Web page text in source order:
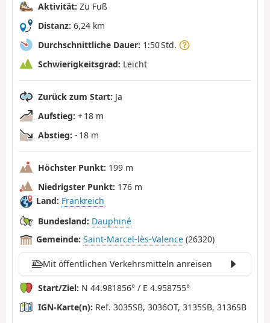
Aktivität: Zu Fuß
Distanz: 6,24 km
Durchschnittliche Dauer: 1:50 Std.
Schwierigkeitsgrad: Leicht
Zurück zum Start: Ja
Aufstieg: + 18 m
Abstieg: - 18 m
Höchster Punkt: 199 m
Niedrigster Punkt: 176 m
Land: Frankreich
Bundesland: Dauphiné
Gemeinde: Saint-Marcel-lès-Valence (26320)
Mit öffentlichen Verkehrsmitteln anreisen
Start/Ziel: N 44.981856° / E 4.958755°
IGN-Karte(n): Ref. 3035SB, 3036OT, 3135SB, 3136SB